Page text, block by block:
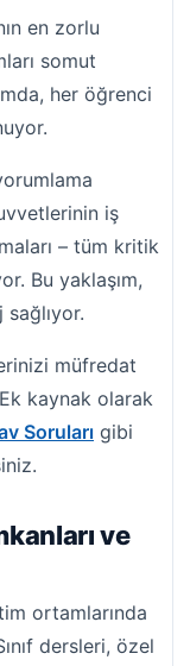
en zorlu
somut
her öğrenci
iş
– tüm kritik
Bu yaklaşım,
sağlıyor.
müfredat
kaynak olarak
Soruları gibi
ve
ortamlarında
dersleri, özel